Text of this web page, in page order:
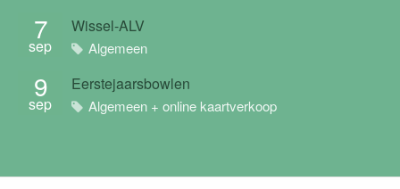
7
sep
Wissel-ALV
Algemeen
9
sep
Eerstejaarsbowlen
Algemeen + online kaartverkoop